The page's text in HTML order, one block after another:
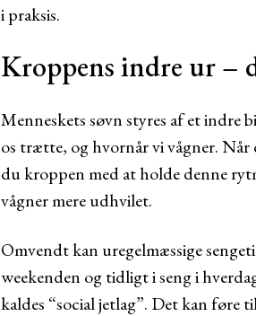
i praksis.
Kroppens indre ur –
Menneskets søvn styres af et indre
os trætte, og hvornår vi vågner. Når
du kroppen med at holde denne
vågner mere udhvilet.
Omvendt kan uregelmæssige
weekenden og tidligt i seng i
kaldes “social jetlag”. Det kan